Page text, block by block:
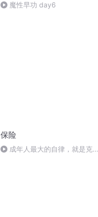
魔性早功 day6
保险
成年人最大的自律，就是克制